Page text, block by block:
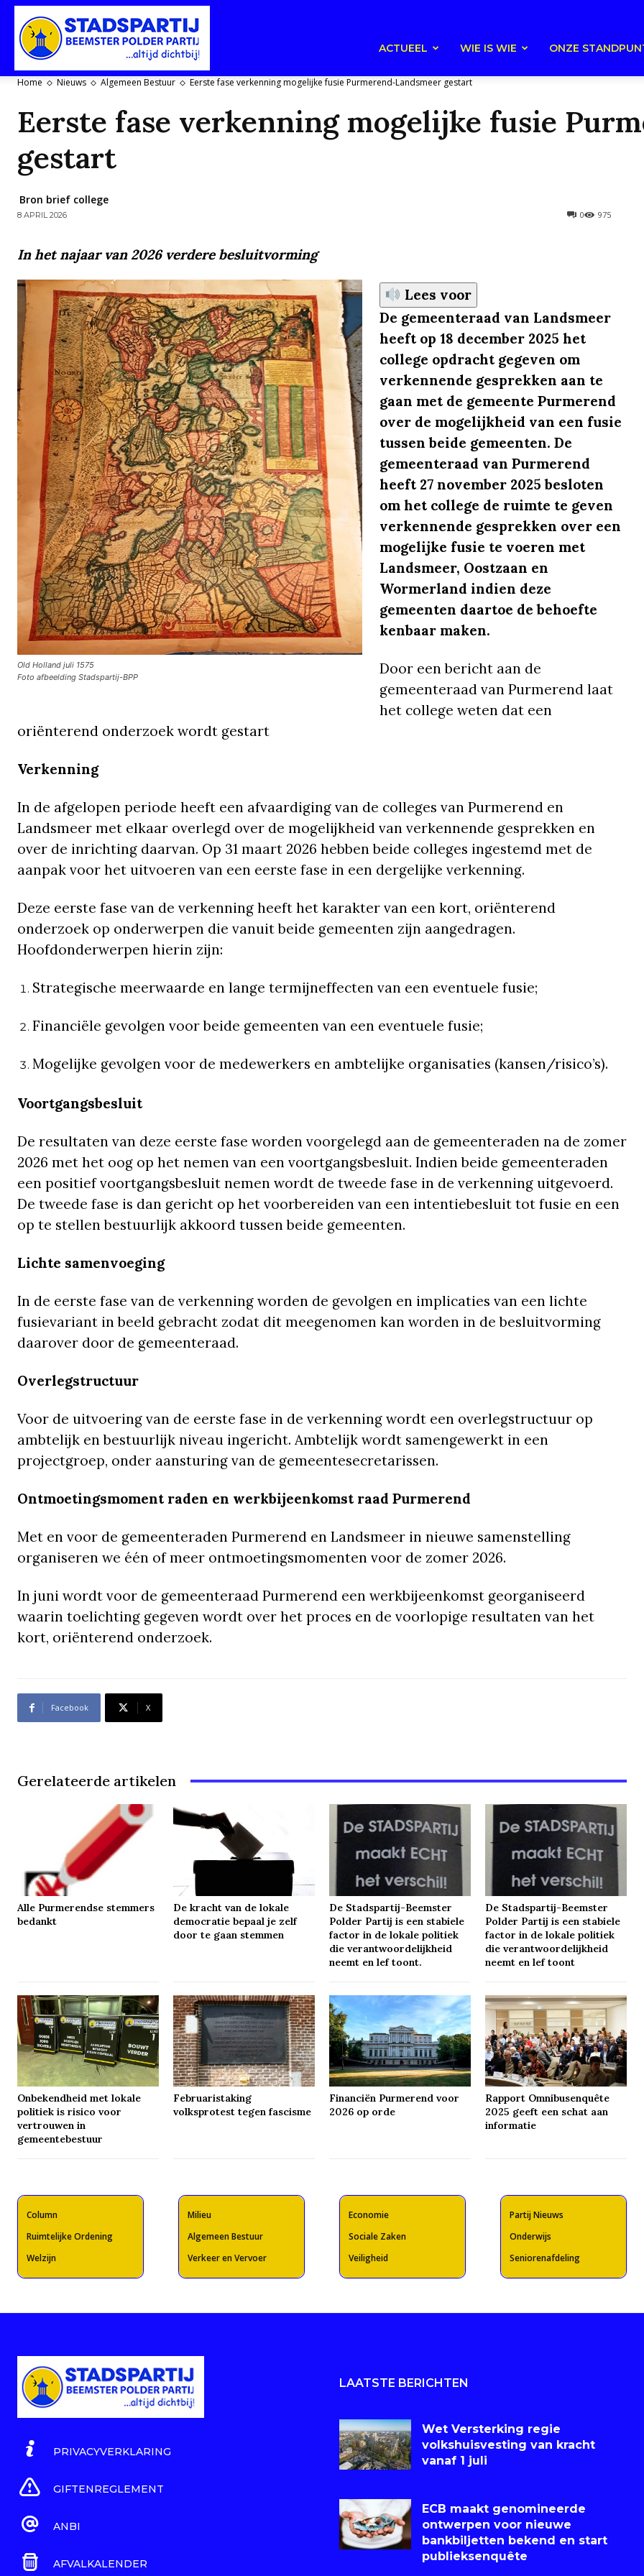
Purmerend-
ACTUEEL WIE IS WIE ONZE
Home Nieuws Algemeen Bestuur Eerste fase verkenning mogelijke fusie Purmerend-Landsmeer gestart
Eerste fase verkenning mogelijke fusie
gestart
Bron brief college
8 APRIL 2026 975
0
In het najaar van 2026 verdere besluitvorming
Old Holland juli 1575
Foto afbeelding Stadspartij-BPP
Lees voor
De gemeenteraad van Landsmeer
heeft op 18 december 2025 het
college opdracht gegeven om
verkennende gesprekken aan te
gaan met de gemeente Purmerend
over de mogelijkheid van een fusie
tussen beide gemeenten. De
gemeenteraad van Purmerend
heeft 27 november 2025 besloten
om het college de ruimte te geven
verkennende gesprekken over een
mogelijke fusie te voeren met
Landsmeer, Oostzaan en
Wormerland indien deze
gemeenten daartoe de behoefte
kenbaar maken.
Door een bericht aan de
gemeenteraad van Purmerend laat
het college weten dat een
oriënterend onderzoek wordt gestart
Verkenning
In de afgelopen periode heeft een afvaardiging van de colleges van Purmerend en
Landsmeer met elkaar overlegd over de mogelijkheid van verkennende gesprekken en
over de inrichting daarvan. Op 31 maart 2026 hebben beide colleges ingestemd met de
aanpak voor het uitvoeren van een eerste fase in een dergelijke verkenning.
Deze eerste fase van de verkenning heeft het karakter van een kort, oriënterend
onderzoek op onderwerpen die vanuit beide gemeenten zijn aangedragen.
Hoofdonderwerpen hierin zijn:
Strategische meerwaarde en lange termijneffecten van een eventuele fusie;
Financiële gevolgen voor beide gemeenten van een eventuele fusie;
Mogelijke gevolgen voor de medewerkers en ambtelijke organisaties (kansen/risico’s).
Voortgangsbesluit
De resultaten van deze eerste fase worden voorgelegd aan de gemeenteraden na de zomer
2026 met het oog op het nemen van een voortgangsbesluit. Indien beide gemeenteraden
een positief voortgangsbesluit nemen wordt de tweede fase in de verkenning uitgevoerd.
De tweede fase is dan gericht op het voorbereiden van een intentiebesluit tot fusie en een
op te stellen bestuurlijk akkoord tussen beide gemeenten.
Lichte samenvoeging
In de eerste fase van de verkenning worden de gevolgen en implicaties van een lichte
fusievariant in beeld gebracht zodat dit meegenomen kan worden in de besluitvorming
daarover door de gemeenteraad.
Overlegstructuur
Voor de uitvoering van de eerste fase in de verkenning wordt een overlegstructuur op
ambtelijk en bestuurlijk niveau ingericht. Ambtelijk wordt samengewerkt in een
projectgroep, onder aansturing van de gemeentesecretarissen.
Ontmoetingsmoment raden en werkbijeenkomst raad Purmerend
Met en voor de gemeenteraden Purmerend en Landsmeer in nieuwe samenstelling
organiseren we één of meer ontmoetingsmomenten voor de zomer 2026.
In juni wordt voor de gemeenteraad Purmerend een werkbijeenkomst georganiseerd
waarin toelichting gegeven wordt over het proces en de voorlopige resultaten van het
kort, oriënterend onderzoek.
Facebook X
Gerelateerde artikelen
Alle Purmerendse stemmers
bedankt
De kracht van de lokale
democratie bepaal je zelf
door te gaan stemmen
De Stadspartij-Beemster
Polder Partij is een stabiele
factor in de lokale politiek
die verantwoordelijkheid
neemt en lef toont.
De Stadspartij-Beemster
Polder Partij is een stabiele
factor in de lokale politiek
die verantwoordelijkheid
neemt en lef toont
Onbekendheid met lokale
politiek is risico voor
vertrouwen in
gemeentebestuur
Februaristaking
volksprotest tegen fascisme
Financiën Purmerend voor
2026 op orde
Rapport Omnibusenquête
2025 geeft een schat aan
informatie
Column
Ruimtelijke Ordening
Welzijn
Milieu
Algemeen Bestuur
Verkeer en Vervoer
Economie
Sociale Zaken
Veiligheid
Partij Nieuws
Onderwijs
Seniorenafdeling
PRIVACYVERKLARING
GIFTENREGLEMENT
ANBI
AFVALKALENDER
LAATSTE BERICHTEN
Wet Versterking regie
volkshuisvesting van kracht
vanaf 1 juli
ECB maakt genomineerde
ontwerpen voor nieuwe
bankbiljetten bekend en start
publieksenquête